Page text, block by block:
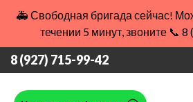
🚑 Свободная бригада сейчас!
течении 5 минут, звоните 📞
8 (927) 715-99-42